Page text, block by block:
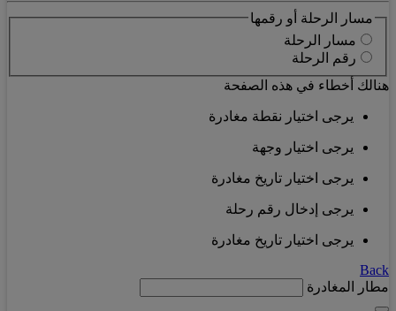
مسار الرحلة أو رقمها
مسار الرحلة
رقم الرحلة
هنالك أخطاء في هذه الصفحة
يرجى اختيار نقطة مغادرة
يرجى اختيار وجهة
يرجى اختيار تاريخ مغادرة
يرجى إدخال رقم رحلة
يرجى اختيار تاريخ مغادرة
Back
مطار المغادرة